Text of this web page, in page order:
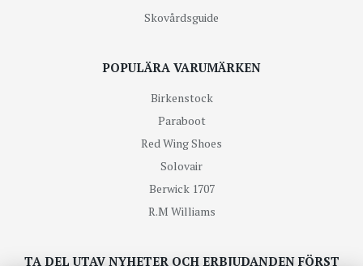
Skovårdsguide
POPULÄRA VARUMÄRKEN
Birkenstock
Paraboot
Red Wing Shoes
Solovair
Berwick 1707
R.M Williams
TA DEL UTAV NYHETER OCH ERBJUDANDEN FÖRST